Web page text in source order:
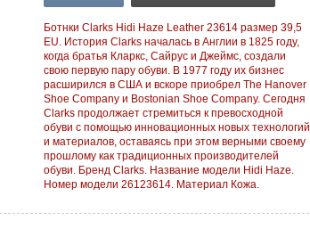
Ботнки Clarks Hidi Haze Leather 23614 размер 39,5
EU. История Clarks началась в Англии в 1825 году,
когда братья Кларкс, Сайрус и Джеймс, создали
свою первую пару обуви. В 1977 году их бизнес
расширился в США и вскоре приобрел The Hanover
Shoe Company и Bostonian Shoe Company. Сегодня
Clarks продолжает стремиться к превосходной
обуви с помощью инновационных новых технологий
и материалов, оставаясь при этом верными своему
прошлому как традиционных производителей
обуви. Бренд Clarks. Название модели Hidi Haze.
Номер модели 26123614. Материал Кожа.